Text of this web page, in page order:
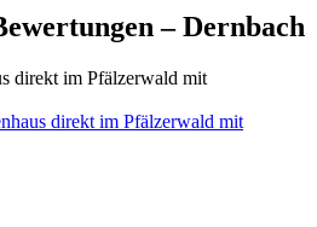
– Dernbach
direkt im Pfälzerwald mit